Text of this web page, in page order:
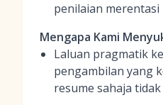
penilaian
Mengapa Kami
Laluan pragmatik
pengambilan yang
resume sahaja